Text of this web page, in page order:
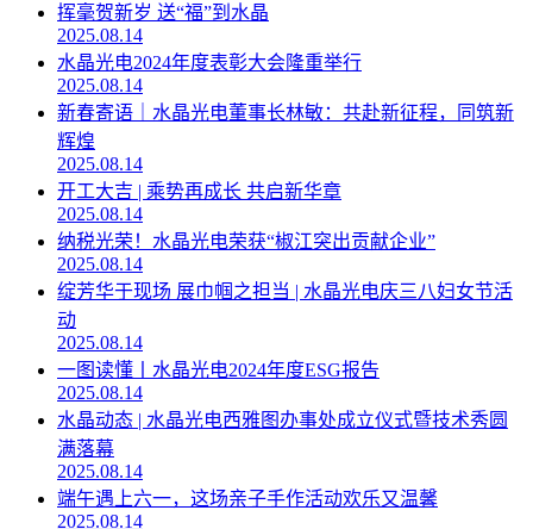
挥毫贺新岁 送“福”到水晶
2025.08.14
水晶光电2024年度表彰大会隆重举行
2025.08.14
新春寄语｜水晶光电董事长林敏：共赴新征程，同筑新
辉煌
2025.08.14
开工大吉 | 乘势再成长 共启新华章
2025.08.14
纳税光荣！水晶光电荣获“椒江突出贡献企业”
2025.08.14
绽芳华于现场 展巾帼之担当 | 水晶光电庆三八妇女节活
动
2025.08.14
一图读懂丨水晶光电2024年度ESG报告
2025.08.14
水晶动态 | 水晶光电西雅图办事处成立仪式暨技术秀圆
满落幕
2025.08.14
端午遇上六一，这场亲子手作活动欢乐又温馨
2025.08.14